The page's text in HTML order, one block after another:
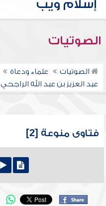
الصوتيات
الصوتيات
علماء ودعاة
عبد العزيز بن عبد الله الراجحي
فتاوى منوعة [2]